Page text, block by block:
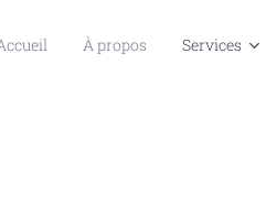
À propos Services